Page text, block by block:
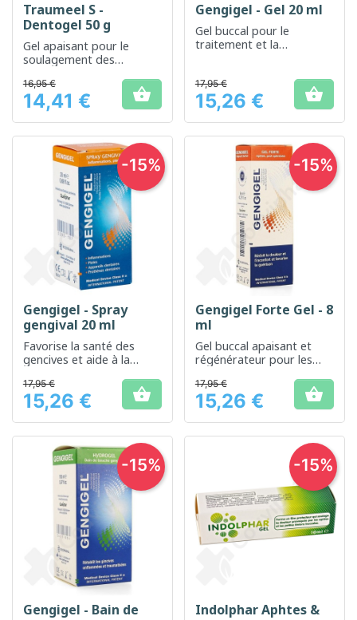
Traumeel S -
Dentogel 50 g
Gel apaisant pour le
soulagement des
gencives
Prix
16,95 €
14,41 € 
Gengigel - Gel 20 ml
Gel buccal pour le
traitement et la
Prix
17,95 €
15,26 € 
Gengigel - Spray
gengival 20 ml
Favorise la santé des
gencives et aide à la
Prix
17,95 €
15,26 € 
-15%
Gengigel Forte Gel - 8
ml
Gel buccal apaisant et
régénérateur pour les
Prix
17,95 €
15,26 € 
-15%
Gengigel - Bain de
-15%
Indolphar Aphtes &
-15%